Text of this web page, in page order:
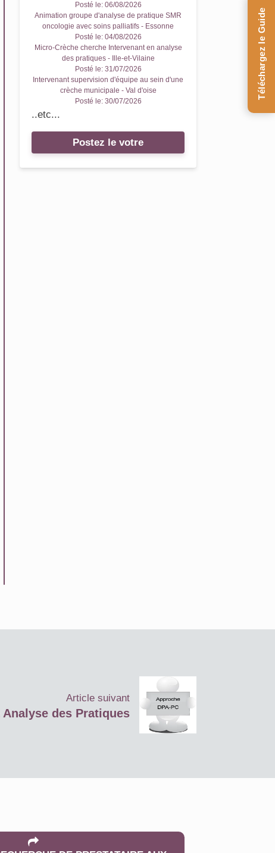
Posté le: 06/08/2026
Animation groupe d'analyse de pratique SMR
oncologie avec soins palliatifs - Essonne
Posté le: 04/08/2026
Micro-Crèche cherche Intervenant en analyse
des pratiques - Ille-et-Vilaine
Posté le: 31/07/2026
Intervenant supervision d'équipe au sein d'une
crèche municipale - Val d'oise
Posté le: 30/07/2026
..etc...
Postez le votre
Article suivant
Analyse des Pratiques
Téléchargez le Guide